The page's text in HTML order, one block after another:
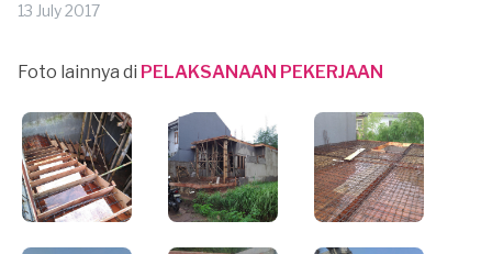
13 July 2017
Foto lainnya di PELAKSANAAN PEKERJAAN